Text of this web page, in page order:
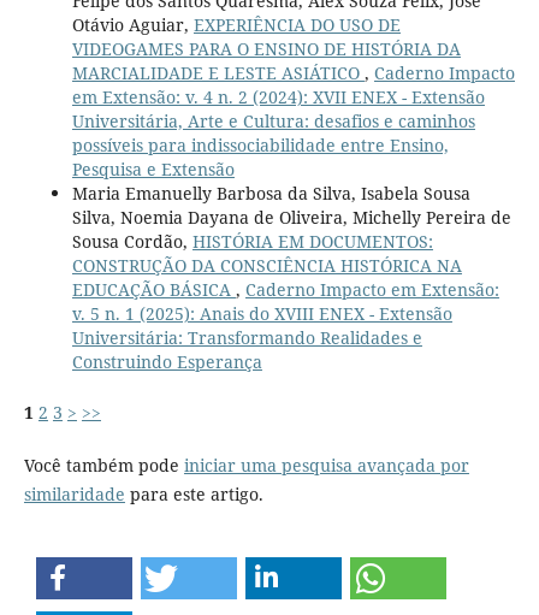
Otávio Aguiar, EXPERIÊNCIA DO USO DE
VIDEOGAMES PARA O ENSINO DE HISTÓRIA DA
MARCIALIDADE E LESTE ASIÁTICO , Caderno Impacto
em Extensão: v. 4 n. 2 (2024): XVII ENEX - Extensão
Universitária, Arte e Cultura: desafios e caminhos
possíveis para indissociabilidade entre Ensino,
Pesquisa e Extensão
Maria Emanuelly Barbosa da Silva, Isabela Sousa
Silva, Noemia Dayana de Oliveira, Michelly Pereira de
Sousa Cordão, HISTÓRIA EM DOCUMENTOS:
CONSTRUÇÃO DA CONSCIÊNCIA HISTÓRICA NA
EDUCAÇÃO BÁSICA , Caderno Impacto em Extensão:
v. 5 n. 1 (2025): Anais do XVIII ENEX - Extensão
Universitária: Transformando Realidades e
Construindo Esperança
1 2 3 > >>
Você também pode iniciar uma pesquisa avançada por
similaridade para este artigo.